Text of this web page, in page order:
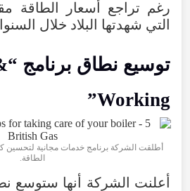
رغم تراجع أسعار الطاقة
التي شهدتها البلاد خلال
توسيع نطاق برنامج “
Working
”
أطلقت الشركة برنامج خدمات مجانية لتحسين
الطاقة.
أعلنت الشركة أنها ستوسع